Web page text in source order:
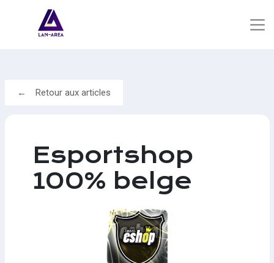
Retour aux articles
Esportshop
100% belge